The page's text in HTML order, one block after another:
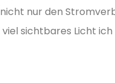
nur den
sichtbares Licht